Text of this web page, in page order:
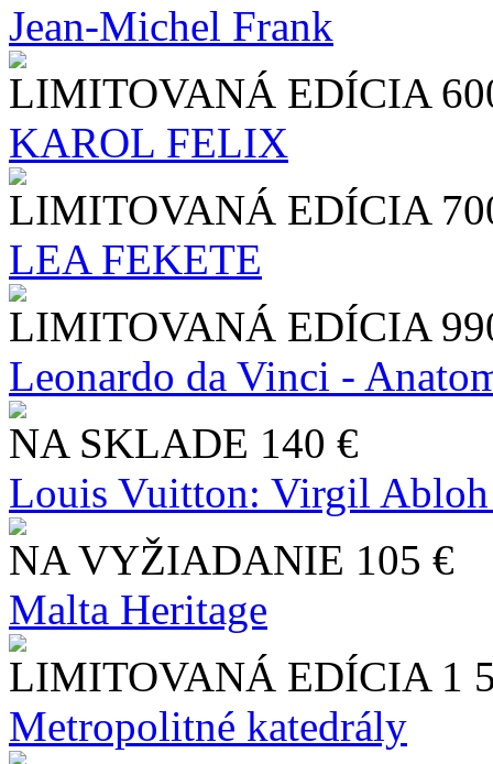
Jean-Michel Frank
LIMITOVANÁ EDÍCIA
KAROL FELIX
LIMITOVANÁ EDÍCIA
LEA FEKETE
LIMITOVANÁ EDÍCIA
Leonardo da Vinci -
NA SKLADE 140 €
Louis Vuitton: Virgil
NA VYŽIADANIE 105 €
Malta Heritage
LIMITOVANÁ EDÍCIA 1
Metropolitné katedrály